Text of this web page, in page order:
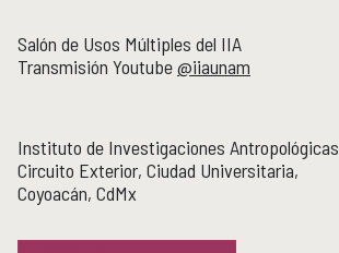
Serie editorial Históricas Comunicación Pública
Podcast Históricas
Acervos
BIBLIOTECA
Salón de Usos Múltiples del IIA
Transmisión Youtube@iiaunam
Instituto de Investigaciones Antropológicas
Circuito Exterior, Ciudad Universitaria,
Coyoacán, CdMx